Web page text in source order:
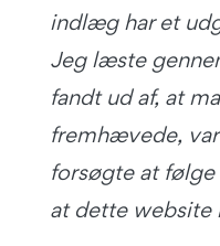
indlæg har et
Jeg læste
fandt ud af, at
fremhævede,
forsøgte at
at dette website